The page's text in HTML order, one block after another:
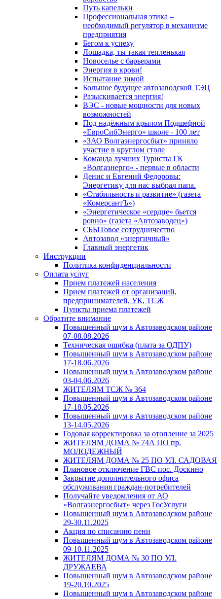
Путь капельки
Профессиональная этика –
необходимый регулятор в механизме
предприятия
Бегом к успеху
Лошадка, ты такая тепленькая
Новоселье с барьерами
Энергия в крови!
Испытание зимой
Большое будущее автозаводской ТЭЦ
Разыскивается энергия!
ВЭС - новые мощности для новых
возможностей
Под надёжным крылом Подшефной
«ЕвроСибЭнерго» школе - 100 лет
«ЗАО Волгаэнергосбыт» приняло
участие в круглом столе
Команда лучших Туристы ГК
«Волгаэнерго» - первые в области
Денис и Евгений Федоровы:
Энергетику для нас выбрал папа.
«Стабильность и развитие» (газета
«КомерсантЪ»)
«Энергетическое «сердце» бьется
ровно» (газета «Автозаводец»)
СБЫТовое сотрудничество
Автозавод «энергичный»
Главный энергетик
Инструкции
Политика конфиденциальности
Оплата услуг
Прием платежей населения
Прием платежей от организаций,
предпринимателей, УК, ТСЖ
Пункты приема платежей
Обратите внимание
Повышенный шум в Автозаводском районе
07-08.08.2026
Техническая ошибка (плата за ОДПУ)
Повышенный шум в Автозаводском районе
17-18.06.2026
Повышенный шум в Автозаводском районе
03-04.06.2026
ЖИТЕЛЯМ ТСЖ № 364
Повышенный шум в Автозаводском районе
17-18.05.2026
Повышенный шум в Автозаводском районе
13-14.05.2026
Годовая корректировка за отопление за 2025
ЖИТЕЛЯМ ДОМА № 74А ПО пр.
МОЛОДЕЖНЫЙ
ЖИТЕЛЯМ ДОМА № 25 ПО УЛ. САДОВАЯ
Плановое отключение ГВС пос. Доскино
Закрытие дополнительного офиса
обслуживания граждан-потребителей
Получайте уведомления от АО
«Волгаэнергосбыт» через ГосУслуги
Повышенный шум в Автозаводском районе
29-30.11.2025
Акция по списанию пени
Повышенный шум в Автозаводском районе
09-10.11.2025
ЖИТЕЛЯМ ДОМА № 30 ПО УЛ.
ДРУЖАЕВА
Повышенный шум в Автозаводском районе
19-20.10.2025
Повышенный шум в Автозаводском районе